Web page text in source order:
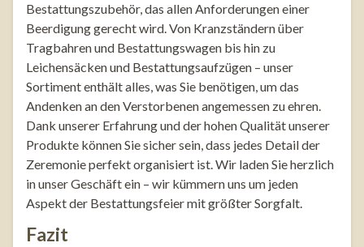
Bestattungszubehör, das allen Anforderungen einer
Beerdigung gerecht wird. Von Kranzständern über
Tragbahren und Bestattungswagen bis hin zu
Leichensäcken und Bestattungsaufzügen – unser
Sortiment enthält alles, was Sie benötigen, um das
Andenken an den Verstorbenen angemessen zu ehren.
Dank unserer Erfahrung und der hohen Qualität unserer
Produkte können Sie sicher sein, dass jedes Detail der
Zeremonie perfekt organisiert ist. Wir laden Sie herzlich
in unser Geschäft ein – wir kümmern uns um jeden
Aspekt der Bestattungsfeier mit größter Sorgfalt.
Fazit